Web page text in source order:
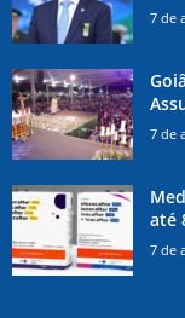
7 de
7 de
até
7 de